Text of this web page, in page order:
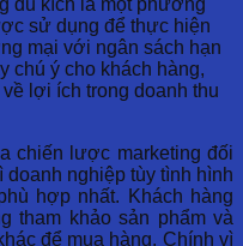
du kích là một phương
sử dụng để thực hiện
mại với ngân sách hạn
chú ý cho khách hàng,
lợi ích trong doanh thu
chiến lược marketing đối
nghiệp tùy tình hình
hợp nhất. Khách hàng
tham khảo sản phẩm và
để mua hàng. Chính vì